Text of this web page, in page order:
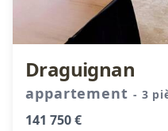
Draguignan
appartement - 3
141 750 €